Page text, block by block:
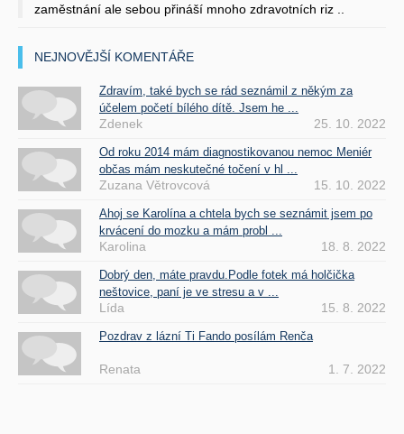
zaměstnání ale sebou přináší mnoho zdravotních riz ..
NEJNOVĚJŠÍ KOMENTÁŘE
Zdravím, také bych se rád seznámil z někým za
účelem početí bílého dítě. Jsem he ...
Zdenek 25. 10. 2022
Od roku 2014 mám diagnostikovanou nemoc Meniér
občas mám neskutečné točení v hl ...
Zuzana Větrovcová 15. 10. 2022
Ahoj se Karolína a chtela bych se seznámit jsem po
krvácení do mozku a mám probl ...
Karolina 18. 8. 2022
Dobrý den, máte pravdu.Podle fotek má holčička
neštovice, paní je ve stresu a v ...
Lída 15. 8. 2022
Pozdrav z lázní Ti Fando posílám Renča
Renata 1. 7. 2022